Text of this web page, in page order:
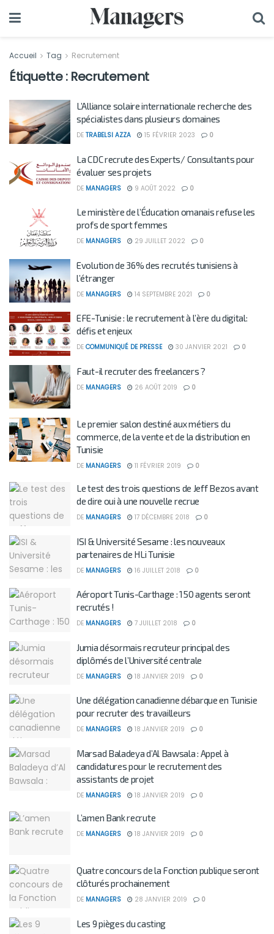
Accueil Tag Recrutement
Étiquette : Recrutement
L’Alliance solaire internationale recherche des
spécialistes dans plusieurs domaines
DE TRABELSI AZZA 15 FÉVRIER 2023 0
La CDC recrute des Experts/ Consultants pour
évaluer ses projets
DE MANAGERS 9 AOÛT 2022 0
Le ministère de l’Éducation omanais refuse les
profs de sport femmes
DE MANAGERS 29 JUILLET 2022 0
Evolution de 36% des recrutés tunisiens à
l’étranger
DE MANAGERS 14 SEPTEMBRE 2021 0
EFE-Tunisie : le recrutement à l’ère du digital:
défis et enjeux
DE COMMUNIQUÉ DE PRESSE 30 JANVIER 2021 0
Faut-il recruter des freelancers ?
DE MANAGERS 26 AOÛT 2019 0
Le premier salon destiné aux métiers du
commerce, de la vente et de la distribution en
Tunisie
DE MANAGERS 11 FÉVRIER 2019 0
Le test des trois questions de Jeff Bezos avant
de dire oui à une nouvelle recrue
DE MANAGERS 17 DÉCEMBRE 2018 0
ISI & Université Sesame : les nouveaux
partenaires de HLi Tunisie
DE MANAGERS 16 JUILLET 2018 0
Aéroport Tunis-Carthage : 150 agents seront
recrutés !
DE MANAGERS 7 JUILLET 2018 0
Jumia désormais recruteur principal des
diplômés de l’Université centrale
DE MANAGERS 18 JANVIER 2019 0
Une délégation canadienne débarque en Tunisie
pour recruter des travailleurs
DE MANAGERS 18 JANVIER 2019 0
Marsad Baladeya d’Al Bawsala : Appel à
candidatures pour le recrutement des
assistants de projet
DE MANAGERS 18 JANVIER 2019 0
L’amen Bank recrute
DE MANAGERS 18 JANVIER 2019 0
Quatre concours de la Fonction publique seront
clôturés prochainement
DE MANAGERS 28 JANVIER 2019 0
Les 9 pièges du casting